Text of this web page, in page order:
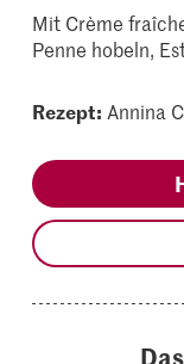
Mit Crème
Penne hobeln,
Rezept: Annina